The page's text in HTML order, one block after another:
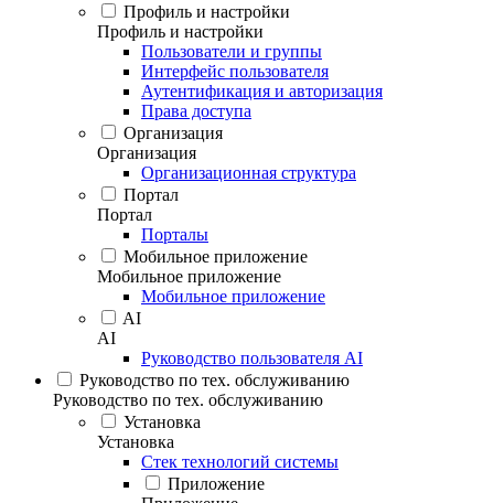
Профиль и настройки
Профиль и настройки
Пользователи и группы
Интерфейс пользователя
Аутентификация и авторизация
Права доступа
Организация
Организация
Организационная структура
Портал
Портал
Порталы
Мобильное приложение
Мобильное приложение
Мобильное приложение
AI
AI
Руководство пользователя AI
Руководство по тех. обслуживанию
Руководство по тех. обслуживанию
Установка
Установка
Стек технологий системы
Приложение